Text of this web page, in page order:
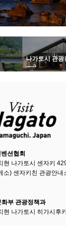
나가토시 관광
션협회
현 나가토시 센자키
소) 센자키친 관광안내
부 관광정책과
현 나가토시 히가시후